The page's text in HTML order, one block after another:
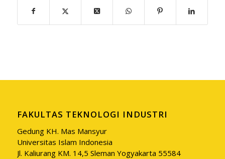
FAKULTAS TEKNOLOGI INDUSTRI
Gedung KH. Mas Mansyur
Universitas Islam Indonesia
Jl. Kaliurang KM. 14,5 Sleman Yogyakarta 55584